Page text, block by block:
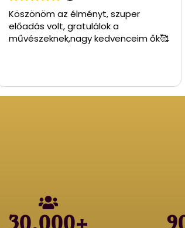
Köszönöm az élményt, szuper
előadás volt, gratulálok a
művészeknek,nagy kedvenceim ők🥰